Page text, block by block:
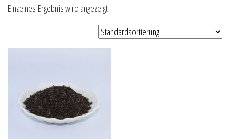
Einzelnes Ergebnis wird angezeigt